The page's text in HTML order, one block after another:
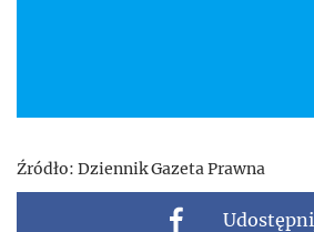
Źródło: Dziennik Gazeta Prawna